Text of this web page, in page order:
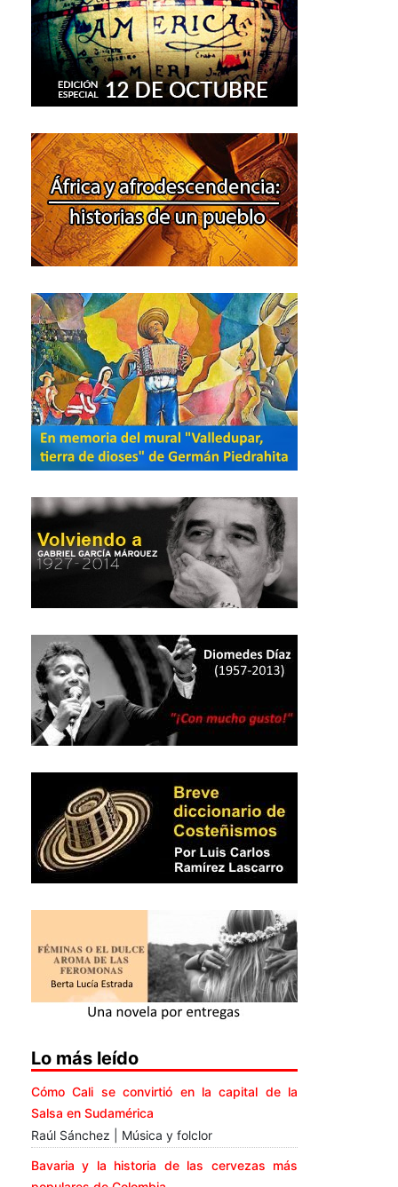
Lo más leído
Cómo Cali se convirtió en la capital de la
Salsa en Sudamérica
Raúl Sánchez | Música y folclor
Bavaria y la historia de las cervezas más